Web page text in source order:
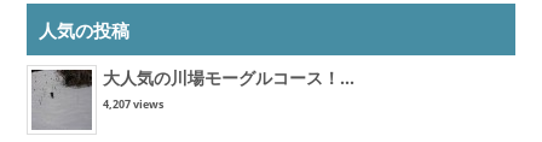
人気の投稿
大人気の川場モーグルコース！...
4,207 views